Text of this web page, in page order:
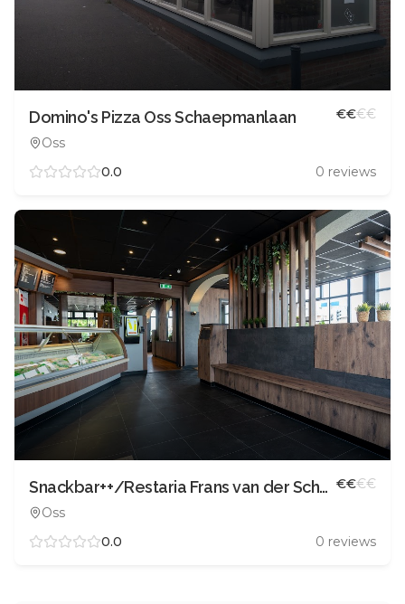
Domino's Pizza Oss Schaepmanlaan
Oss
€€€€
0.0 0 reviews
Snackbar++/Restaria Frans van der Schoot
Oss
€€€€
0.0 0 reviews